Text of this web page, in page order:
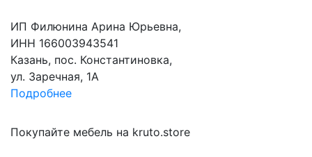
ИП Филюнина Арина Юрьевна,
ИНН 166003943541
Казань, пос. Константиновка,
ул. Заречная, 1А
Подробнее
Покупайте мебель на kruto.store